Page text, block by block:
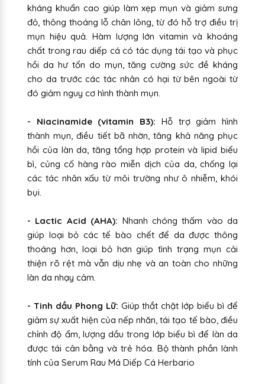
kháng khuẩn cao giúp làm xẹp mụn và giảm sưng
đỏ, thông thoáng lỗ chân lông, từ đó hỗ trợ điều trị
mụn hiệu quả. Hàm lượng lớn vitamin và khoáng
chất trong rau diếp cá có tác dụng tái tạo và phục
hồi da hư tổn do mụn, tăng cường sức đề kháng
cho da trước các tác nhân có hại từ bên ngoài từ
đó giảm nguy cơ hình thành mụn.
- Niacinamide (vitamin B3): Hỗ trợ giảm hình
thành mụn, điều tiết bã nhờn, tăng khả năng phục
hồi của làn da, tăng tổng hợp protein và lipid biểu
bì, củng cố hàng rào miễn dịch của da, chống lại
các tác nhân xấu từ môi trường như ô nhiễm, khói
bụi.
- Lactic Acid (AHA): Nhanh chóng thấm vào da
giúp loại bỏ các tế bào chết để da được thông
thoáng hơn, loại bỏ hơn giúp tình trạng mụn cải
thiện rõ rệt mà vẫn dịu nhẹ và an toàn cho những
làn da nhạy cảm.
- Tinh dầu Phong Lữ: Giúp thắt chặt lớp biểu bì để
giảm sự xuất hiện của nếp nhăn, tái tạo tế bào, điều
chỉnh độ ẩm, lượng dầu trong lớp biểu bì để làn da
được tái cân bằng và trẻ hóa. Bộ thành phần lành
tính của Serum Rau Má Diếp Cá Herbario